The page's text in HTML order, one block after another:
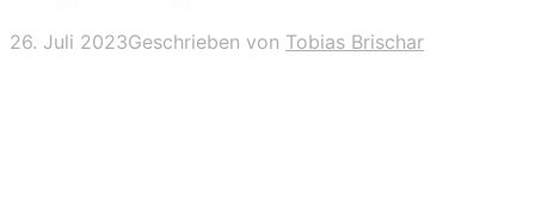
26. Juli 2023Geschrieben von Tobias Brischar